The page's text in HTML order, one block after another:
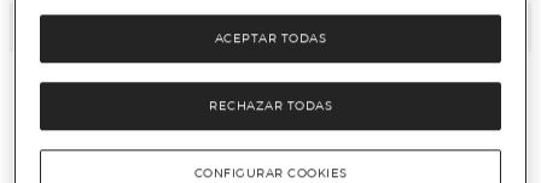
RECHAZAR TODAS
ACEPTAR TODAS
CONFIGURAR COOKIES